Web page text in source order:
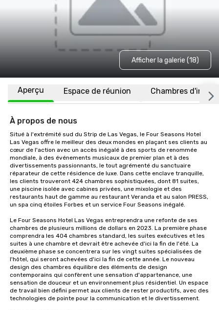
Afficher la galerie (18)
Aperçu Espace de réunion Chambres
À propos de nous
Situé à l'extrémité sud du Strip de Las Vegas, le Four Seasons Hotel
Las Vegas offre le meilleur des deux mondes en plaçant ses clients au
cœur de l'action avec un accès inégalé à des sports de renommée
mondiale, à des événements musicaux de premier plan et à des
divertissements passionnants, le tout agrémenté du sanctuaire
réparateur de cette résidence de luxe. Dans cette enclave tranquille,
les clients trouveront 424 chambres sophistiquées, dont 81 suites,
une piscine isolée avec cabines privées, une mixologie et des
restaurants haut de gamme au restaurant Veranda et au salon PRESS,
un spa cinq étoiles Forbes et un service Four Seasons inégalé.
Le Four Seasons Hotel Las Vegas entreprendra une refonte de ses
chambres de plusieurs millions de dollars en 2023. La première phase
comprendra les 404 chambres standard, les suites exécutives et les
suites à une chambre et devrait être achevée d'ici la fin de l'été. La
deuxième phase se concentrera sur les vingt suites spécialisées de
l'hôtel, qui seront achevées d'ici la fin de cette année. Le nouveau
design des chambres équilibre des éléments de design
contemporains qui confèrent une sensation d'appartenance, une
sensation de douceur et un environnement plus résidentiel. Un espace
de travail bien défini permet aux clients de rester productifs, avec des
technologies de pointe pour la communication et le divertissement.